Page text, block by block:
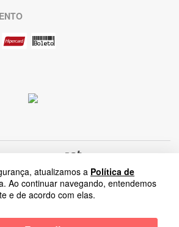
atualizamos a Política de
Ao continuar navegando, entendemos
e de acordo com elas.